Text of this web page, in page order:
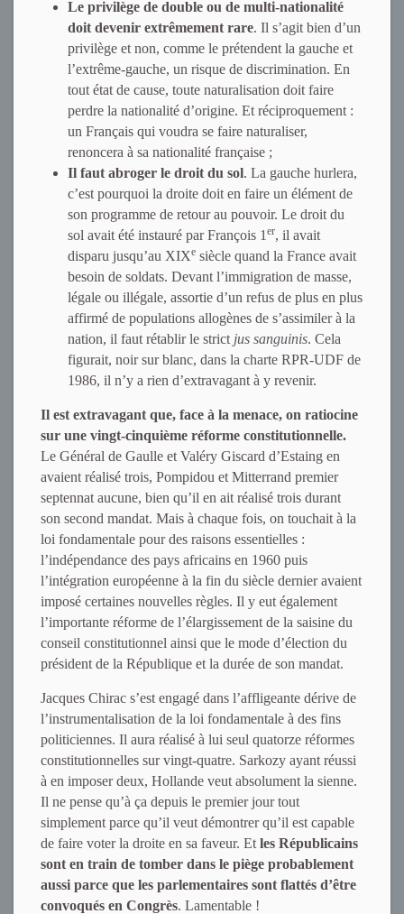
Le privilège de double ou de multi-nationalité
doit devenir extrêmement rare. Il s’agit bien d’un
privilège et non, comme le prétendent la gauche et
l’extrême-gauche, un risque de discrimination. En
tout état de cause, toute naturalisation doit faire
perdre la nationalité d’origine. Et réciproquement :
un Français qui voudra se faire naturaliser,
renoncera à sa nationalité française ;
Il faut abroger le droit du sol. La gauche hurlera,
c’est pourquoi la droite doit en faire un élément de
son programme de retour au pouvoir. Le droit du
sol avait été instauré par François 1 er, il avait
disparu jusqu’au XIXe siècle quand la France avait
besoin de soldats. Devant l’immigration de masse,
légale ou illégale, assortie d’un refus de plus en plus
affirmé de populations allogènes de s’assimiler à la
nation, il faut rétablir le strict jus sanguinis. Cela
figurait, noir sur blanc, dans la charte RPR-UDF de
1986, il n’y a rien d’extravagant à y revenir.
Il est extravagant que, face à la menace, on ratiocine
sur une vingt-cinquième réforme constitutionnelle.
Le Général de Gaulle et Valéry Giscard d’Estaing en
avaient réalisé trois, Pompidou et Mitterrand premier
septennat aucune, bien qu’il en ait réalisé trois durant
son second mandat. Mais à chaque fois, on touchait à la
loi fondamentale pour des raisons essentielles :
l’indépendance des pays africains en 1960 puis
l’intégration européenne à la fin du siècle dernier avaient
imposé certaines nouvelles règles. Il y eut également
l’importante réforme de l’élargissement de la saisine du
conseil constitutionnel ainsi que le mode d’élection du
président de la République et la durée de son mandat.
Jacques Chirac s’est engagé dans l’affligeante dérive de
l’instrumentalisation de la loi fondamentale à des fins
politiciennes. Il aura réalisé à lui seul quatorze réformes
constitutionnelles sur vingt-quatre. Sarkozy ayant réussi
à en imposer deux, Hollande veut absolument la sienne.
Il ne pense qu’à ça depuis le premier jour tout
simplement parce qu’il veut démontrer qu’il est capable
de faire voter la droite en sa faveur. Et les Républicains
sont en train de tomber dans le piège probablement
aussi parce que les parlementaires sont flattés d’être
convoqués en Congrès. Lamentable !